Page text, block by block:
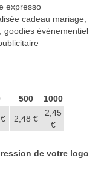
Portefeuille
expresso
cadeau mariage,
goodies événementiel
500
1000
2,48 €
2,45
€
de votre logo